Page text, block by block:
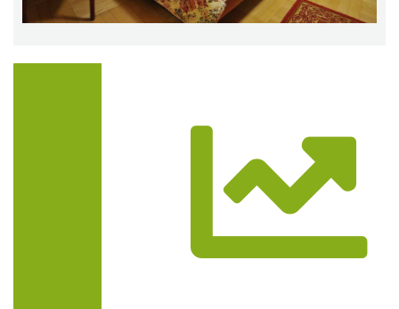
Trasa